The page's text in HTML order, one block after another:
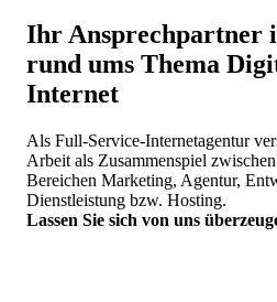
Ihr Ansprechpartner
rund ums Thema
Internet
Als Full-Service-Internetagentur
Arbeit als Zusammenspiel
Bereichen Marketing, Agentur,
Dienstleistung bzw. Hosting.
Lassen Sie sich von uns